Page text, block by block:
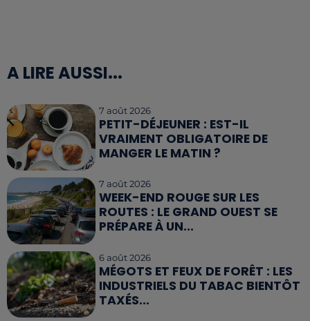
A LIRE AUSSI...
7 août 2026
PETIT-DÉJEUNER : EST-IL
VRAIMENT OBLIGATOIRE DE
MANGER LE MATIN ?
7 août 2026
WEEK-END ROUGE SUR LES
ROUTES : LE GRAND OUEST SE
PRÉPARE À UN...
6 août 2026
MÉGOTS ET FEUX DE FORÊT : LES
INDUSTRIELS DU TABAC BIENTÔT
TAXÉS...